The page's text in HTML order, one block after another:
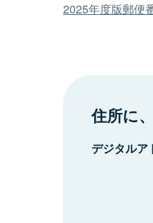
2025年度版郵便
住所に
デジタルア